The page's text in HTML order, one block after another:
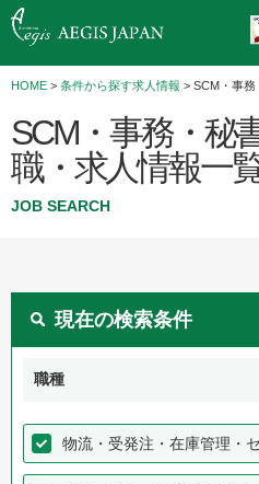
HOME > 条件から探す求人情報 > SCM・事
SCM・事務・秘
職・求人情報一
JOB SEARCH
現在の検索条件
職種
物流・受発注・在庫管理・